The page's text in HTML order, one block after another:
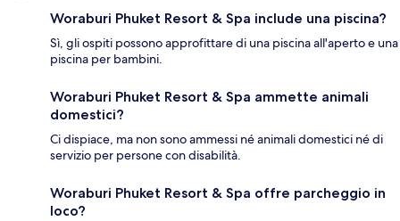
Woraburi Phuket Resort & Spa include una piscina?
Sì, gli ospiti possono approfittare di una piscina all'aperto e una
piscina per bambini.
Woraburi Phuket Resort & Spa ammette animali
domestici?
Ci dispiace, ma non sono ammessi né animali domestici né di
servizio per persone con disabilità.
Woraburi Phuket Resort & Spa offre parcheggio in
loco?